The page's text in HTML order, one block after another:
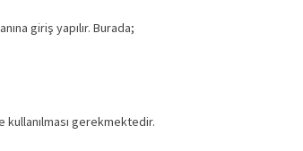
giriş yapılır. Burada;
kullanılması gerekmektedir.